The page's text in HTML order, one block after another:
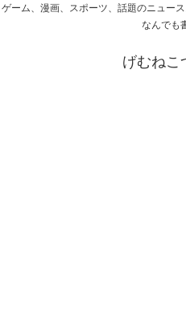
ゲーム、漫画、スポーツ、話題のニュー
なんでも
げむねこ